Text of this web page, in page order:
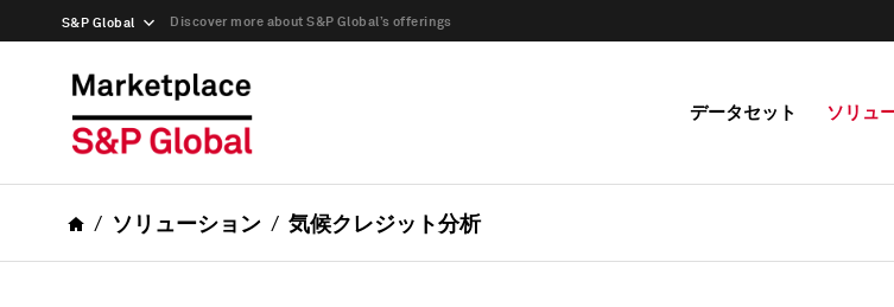
S&P Global Discover more about S&P Global’s offerings
データセット ソリュ
ソリューション 気候クレジット分析